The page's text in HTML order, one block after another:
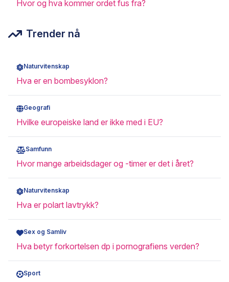
Hvor og hva kommer ordet fus fra?
Trender nå
Naturvitenskap
Hva er en bombesyklon?
Geografi
Hvilke europeiske land er ikke med i EU?
Samfunn
Hvor mange arbeidsdager og -timer er det i året?
Naturvitenskap
Hva er polart lavtrykk?
Sex og Samliv
Hva betyr forkortelsen dp i pornografiens verden?
Sport